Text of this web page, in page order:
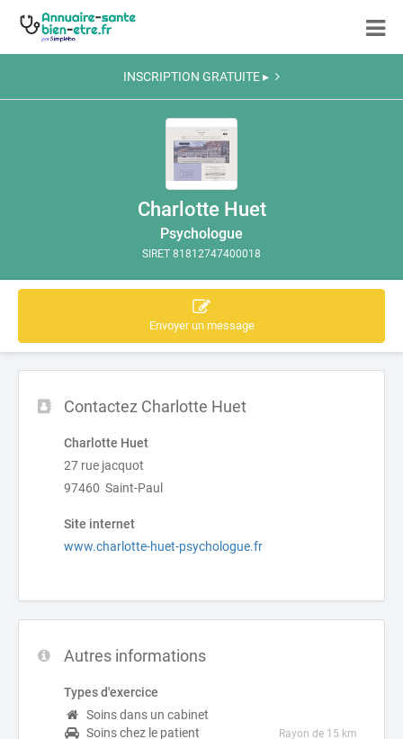
INSCRIPTION GRATUITE ▸
Charlotte Huet
Psychologue
SIRET 81812747400018
Envoyer un message
Contactez Charlotte Huet
Charlotte Huet
27 rue jacquot
97460 Saint-Paul
Site internet
www.charlotte-huet-psychologue.fr
Autres informations
Types d'exercice
Soins dans un cabinet
Soins chez le patient
Rayon de 15 km